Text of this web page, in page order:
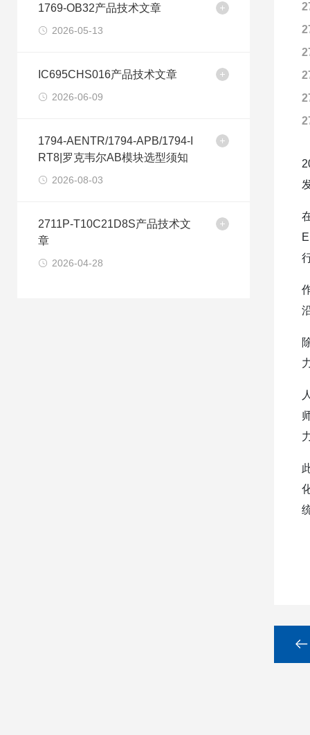
1769-OB32产品技术文章
2026-05-13
IC695CHS016产品技术文章
2026-06-09
1794-AENTR/1794-APB/1794-I
RT8|罗克韦尔AB模块选型须知
2026-08-03
2711P-T10C21D8S产品技术文
章
2026-04-28